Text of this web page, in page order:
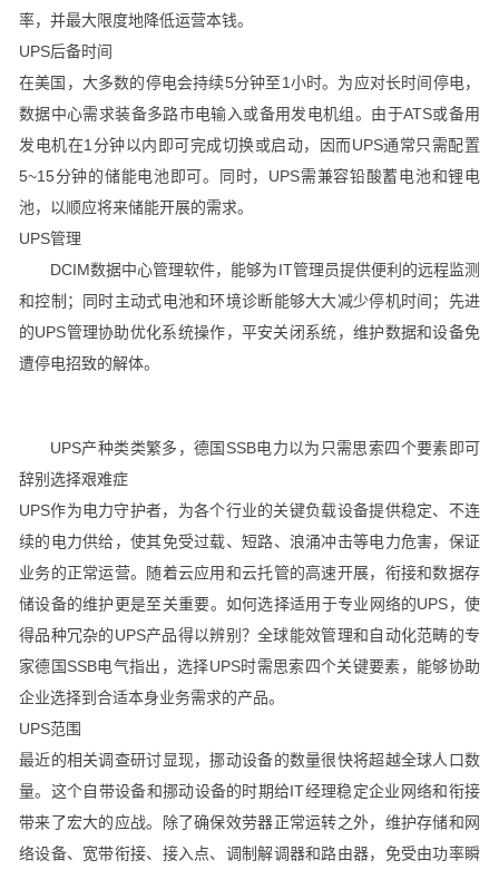
率，并最大限度地降低运营本钱。
UPS后备时间
在美国，大多数的停电会持续5分钟至1小时。为应对长时间停电，
数据中心需求装备多路市电输入或备用发电机组。由于ATS或备用
发电机在1分钟以内即可完成切换或启动，因而UPS通常只需配置
5~15分钟的储能电池即可。同时，UPS需兼容铅酸蓄电池和锂电
池，以顺应将来储能开展的需求。
UPS管理
DCIM数据中心管理软件，能够为IT管理员提供便利的远程监测
和控制；同时主动式电池和环境诊断能够大大减少停机时间；先进
的UPS管理协助优化系统操作，平安关闭系统，维护数据和设备免
遭停电招致的解体。
UPS产种类类繁多，德国SSB电力以为只需思索四个要素即可
辞别选择艰难症
UPS作为电力守护者，为各个行业的关键负载设备提供稳定、不连
续的电力供给，使其免受过载、短路、浪涌冲击等电力危害，保证
业务的正常运营。随着云应用和云托管的高速开展，衔接和数据存
储设备的维护更是至关重要。如何选择适用于专业网络的UPS，使
得品种冗杂的UPS产品得以辨别？全球能效管理和自动化范畴的专
家德国SSB电气指出，选择UPS时需思索四个关键要素，能够协助
企业选择到合适本身业务需求的产品。
UPS范围
最近的相关调查研讨显现，挪动设备的数量很快将超越全球人口数
量。这个自带设备和挪动设备的时期给IT经理稳定企业网络和衔接
带来了宏大的应战。除了确保效劳器正常运转之外，维护存储和网
络设备、宽带衔接、接入点、调制解调器和路由器，免受由功率瞬